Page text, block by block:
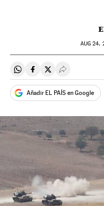
AUG 24,
Compartir en Whatsapp
Compartir en
Compartir en
Desplegar
Añadir EL PAÍS en Google